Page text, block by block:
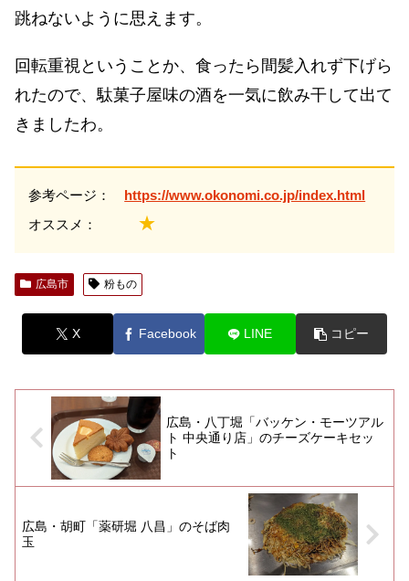
跳ねないように思えます。
回転重視ということか、食ったら間髪入れず下げら
れたので、駄菓子屋味の酒を一気に飲み干して出て
きましたわ。
参考ページ： https://www.okonomi.co.jp/index.html
オススメ： ★
広島市 粉もの
X Facebook LINE コピー
広島・八丁堀「バッケン・モーツアル
ト 中央通り店」のチーズケーキセッ
ト
広島・胡町「薬研堀 八昌」のそば肉
玉